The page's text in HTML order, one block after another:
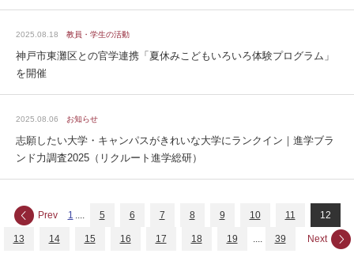
2025.08.18 教員・学生の活動
神戸市東灘区との官学連携「夏休みこどもいろいろ体験プログラム」
を開催
2025.08.06 お知らせ
志願したい大学・キャンパスがきれいな大学にランクイン｜進学ブラ
ンド力調査2025（リクルート進学総研）
Prev 1 .... 5 6 7 8 9 10 11 12
13 14 15 16 17 18 19 .... 39 Next